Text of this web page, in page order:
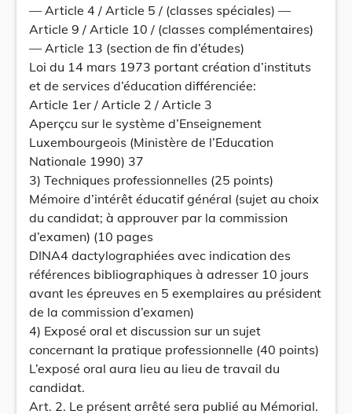
— Article 4 / Article 5 / (classes spéciales) —
Article 9 / Article 10 / (classes complémentaires)
— Article 13 (section de fin d’études)
Loi du 14 mars 1973 portant création d’instituts
et de services d’éducation différenciée:
Article 1er / Article 2 / Article 3
Aperçcu sur le système d’Enseignement
Luxembourgeois (Ministère de l’Education
Nationale 1990) 37
3) Techniques professionnelles (25 points)
Mémoire d’intérêt éducatif général (sujet au choix
du candidat; à approuver par la commission
d’examen) (10 pages
DINA4 dactylographiées avec indication des
références bibliographiques à adresser 10 jours
avant les épreuves en 5 exemplaires au président
de la commission d’examen)
4) Exposé oral et discussion sur un sujet
concernant la pratique professionnelle (40 points)
L’exposé oral aura lieu au lieu de travail du
candidat.
Art. 2. Le présent arrêté sera publié au Mémorial.